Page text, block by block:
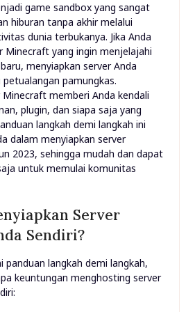
game sandbox yang sangat
hiburan tanpa akhir melalui
dunia terbukanya. Jika Anda
Minecraft yang ingin menjelajahi
menyiapkan server Anda
pamungkas.
memberi Anda kendali
plugin, dan siapa saja yang
langkah demi langkah ini
dalam menyiapkan server
2023, sehingga mudah dan dapat
untuk memulai komunitas
Server
Sendiri?
panduan langkah demi langkah,
keuntungan menghosting server